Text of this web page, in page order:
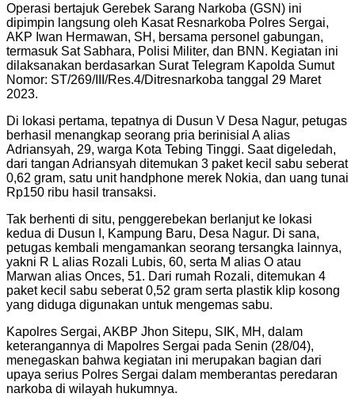
Operasi bertajuk Gerebek Sarang Narkoba (GSN) ini
dipimpin langsung oleh Kasat Resnarkoba Polres Sergai,
AKP Iwan Hermawan, SH, bersama personel gabungan,
termasuk Sat Sabhara, Polisi Militer, dan BNN. Kegiatan ini
dilaksanakan berdasarkan Surat Telegram Kapolda Sumut
Nomor: ST/269/III/Res.4/Ditresnarkoba tanggal 29 Maret
2023.
Di lokasi pertama, tepatnya di Dusun V Desa Nagur, petugas
berhasil menangkap seorang pria berinisial A alias
Adriansyah, 29, warga Kota Tebing Tinggi. Saat digeledah,
dari tangan Adriansyah ditemukan 3 paket kecil sabu seberat
0,62 gram, satu unit handphone merek Nokia, dan uang tunai
Rp150 ribu hasil transaksi.
Tak berhenti di situ, penggerebekan berlanjut ke lokasi
kedua di Dusun I, Kampung Baru, Desa Nagur. Di sana,
petugas kembali mengamankan seorang tersangka lainnya,
yakni R L alias Rozali Lubis, 60, serta M alias O atau
Marwan alias Onces, 51. Dari rumah Rozali, ditemukan 4
paket kecil sabu seberat 0,52 gram serta plastik klip kosong
yang diduga digunakan untuk mengemas sabu.
Kapolres Sergai, AKBP Jhon Sitepu, SIK, MH, dalam
keterangannya di Mapolres Sergai pada Senin (28/04),
menegaskan bahwa kegiatan ini merupakan bagian dari
upaya serius Polres Sergai dalam memberantas peredaran
narkoba di wilayah hukumnya.